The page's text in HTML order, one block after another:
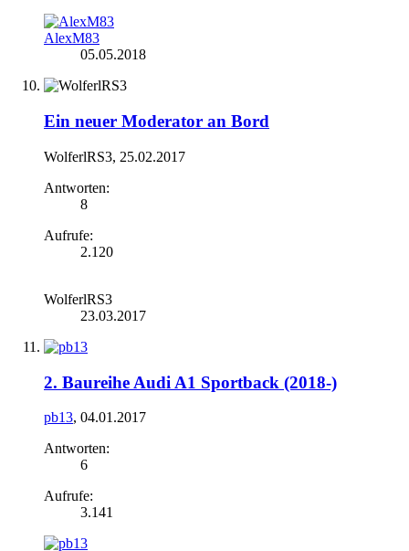
AlexM83
05.05.2018
Ein neuer Moderator an Bord
WolferlRS3, 25.02.2017
Antworten:
8
Aufrufe:
2.120
WolferlRS3
23.03.2017
2. Baureihe Audi A1 Sportback (2018-)
pb13, 04.01.2017
Antworten:
6
Aufrufe:
3.141